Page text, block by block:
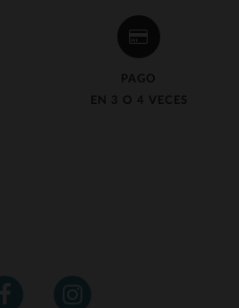
PAGO
EN 3 O 4 VECES